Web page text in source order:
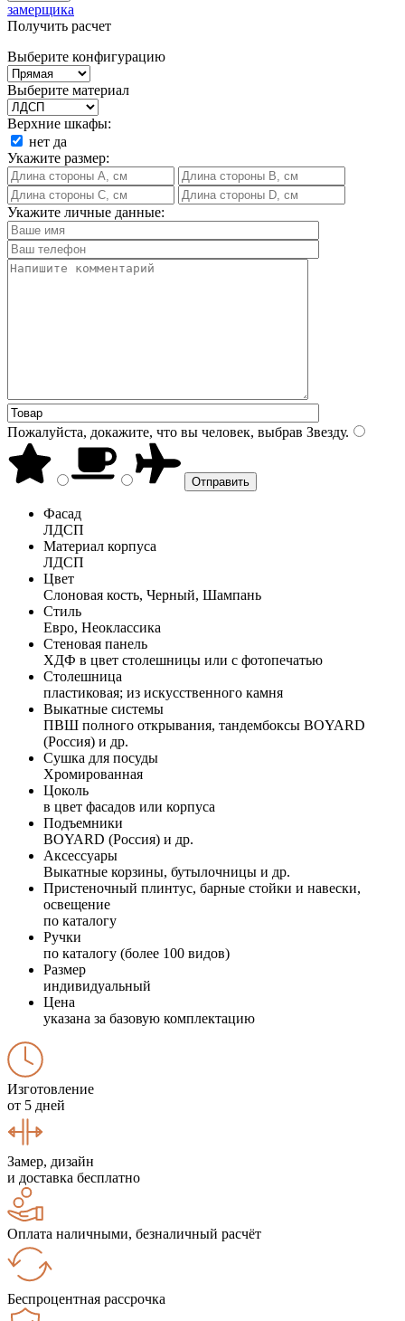
замерщика
Получить расчет
Выберите конфигурацию
Выберите материал
Верхние шкафы:
нет да
Укажите размер:
Укажите личные данные:
Пожалуйста, докажите, что вы человек, выбрав Звезду.
Фасад
ЛДСП
Материал корпуса
ЛДСП
Цвет
Слоновая кость, Черный, Шампань
Стиль
Евро, Неоклассика
Стеновая панель
ХДФ в цвет столешницы или с фотопечатью
Столешница
пластиковая; из искусственного камня
Выкатные системы
ПВШ полного открывания, тандембоксы BOYARD
(Россия) и др.
Сушка для посуды
Хромированная
Цоколь
в цвет фасадов или корпуса
Подъемники
BOYARD (Россия) и др.
Аксессуары
Выкатные корзины, бутылочницы и др.
Пристеночный плинтус, барные стойки и навески,
освещение
по каталогу
Ручки
по каталогу (более 100 видов)
Размер
индивидуальный
Цена
указана за базовую комплектацию
Изготовление
от 5 дней
Замер, дизайн
и доставка бесплатно
Оплата наличными, безналичный расчёт
Беспроцентная рассрочка